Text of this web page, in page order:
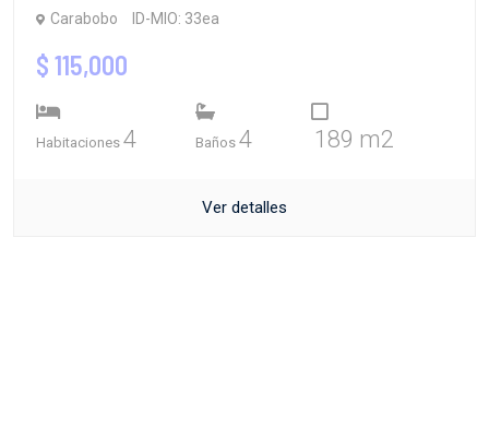
Carabobo ID-MIO: 33ea
$ 115,000
Habitaciones 4 Baños 4 189 m2
Ver detalles